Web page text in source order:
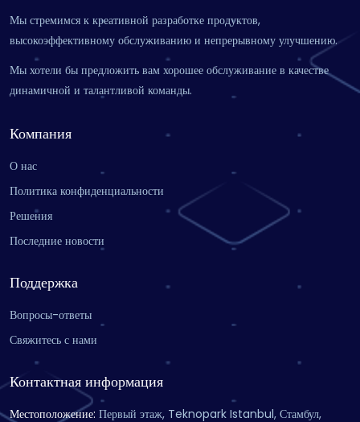
Мы стремимся к креативной разработке продуктов,
высокоэффективному обслуживанию и непрерывному улучшению.
Мы хотели бы предложить вам хорошее обслуживание в качестве
динамичной и талантливой команды.
Компания
О нас
Политика конфиденциальности
Решения
Последние новости
Поддержка
Вопросы-ответы
Свяжитесь с нами
Контактная информация
Местоположение: Первый этаж, Teknopark Istanbul, Стамбул,